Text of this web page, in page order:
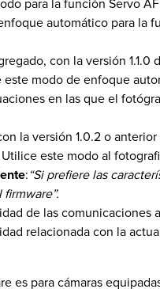
para la función Servo
automático para la
con la versión
modo de enfoque
en las que el
la versión 1.0.2 o
este modo al
: “Si prefiere las
de las comunicaciones
relacionada con la
es para cámaras